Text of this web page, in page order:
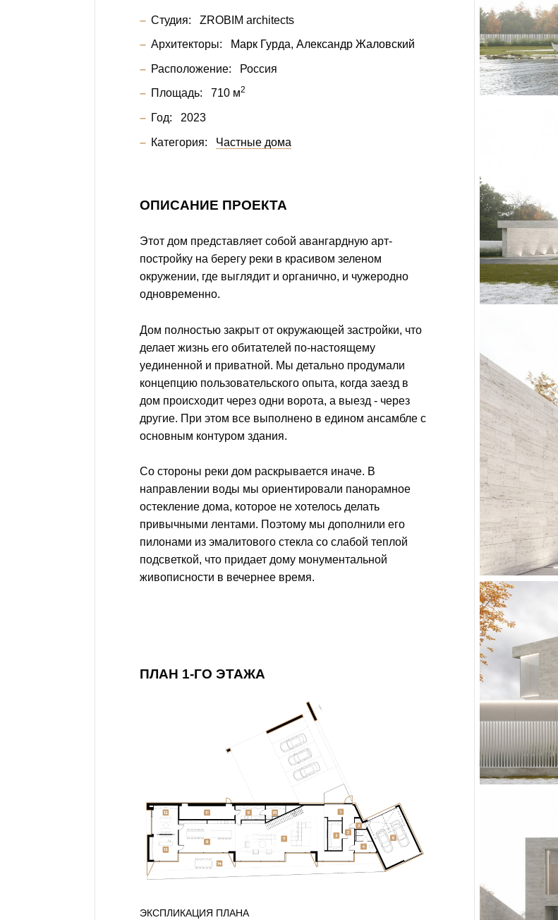
Студия: ZROBIM architects
Архитекторы: Марк Гурда Александр Жаловский
Расположение: Россия
Площадь: 710 м2
Год: 2023
Категория: Частные дома
ОПИСАНИЕ ПРОЕКТА
Этот дом представляет собой авангардную арт-
постройку на берегу реки в красивом зеленом
окружении, где выглядит и органично, и чужеродно
одновременно.
Дом полностью закрыт от окружающей застройки, что
делает жизнь его обитателей по-настоящему
уединенной и приватной. Мы детально продумали
концепцию пользовательского опыта, когда заезд в
дом происходит через одни ворота, а выезд - через
другие. При этом все выполнено в едином ансамбле с
основным контуром здания.
Со стороны реки дом раскрывается иначе. В
направлении воды мы ориентировали панорамное
остекление дома, которое не хотелось делать
привычными лентами. Поэтому мы дополнили его
пилонами из эмалитового стекла со слабой теплой
подсветкой, что придает дому монументальной
живописности в вечернее время.
ПЛАН 1-ГО ЭТАЖА
ЭКСПЛИКАЦИЯ ПЛАНА